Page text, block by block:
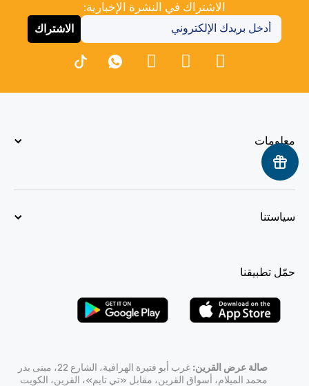
الاشتراك في النشرة الإخبارية:
الاشتراك
معلومات
سياستنا
حمّل تطبيقنا
صالة عرض القرين:
غرب أبو فتيرة الهرافية، الشارع 22، مبنى بدر
محمد الميلام، أسواق القرين، مقابل «تي تايم»، القرين، الكويت